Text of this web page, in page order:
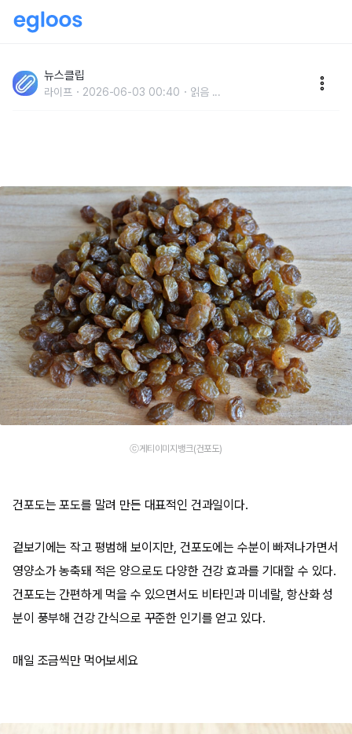
먹고도, 영양 성분 흡수 대량으로 할 수 있는 과일
뉴스클립
라이프 2026-06-03 00:40 읽음 ...
ⓒ게티이미지뱅크(건포도)
건포도는 포도를 말려 만든 대표적인 건과일이다.
겉보기에는 작고 평범해 보이지만, 건포도에는 수분이 빠져나가면서
영양소가 농축돼 적은 양으로도 다양한 건강 효과를 기대할 수 있다.
건포도는 간편하게 먹을 수 있으면서도 비타민과 미네랄, 항산화 성
분이 풍부해 건강 간식으로 꾸준한 인기를 얻고 있다.
매일 조금씩만 먹어보세요